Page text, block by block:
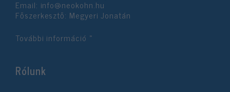
Email: info@neokohn.hu
Főszerkesztő: Megyeri Jonatán
További információ »
Rólunk